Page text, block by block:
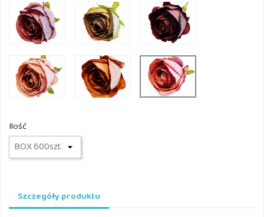
EV435_#16
PLUM
EV435_#17
GR/PLUM
EV435_#25
RAPSBERRY
EV435_#4
LT.DIRTY
EV435_#9
BROWN
EV435_#12
DIRTY
PK
Ilość
Szczegóły produktu